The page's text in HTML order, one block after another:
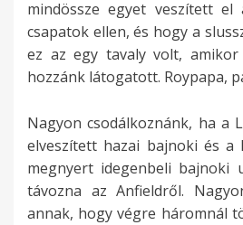
mindössze egyet veszített
csapatok ellen, és hogy a
ez az egy tavaly volt, amikor
hozzánk látogatott. Roypapa,
Nagyon csodálkoznánk, ha a
elveszített hazai bajnoki és a
megnyert idegenbeli bajnoki
távozna az Anfieldről.
annak, hogy végre háromnál